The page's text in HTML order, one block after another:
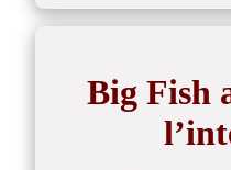
Big Fish